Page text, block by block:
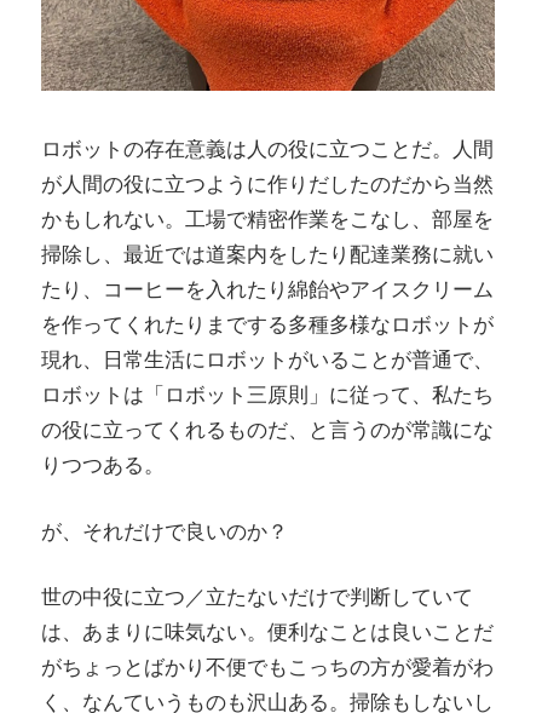
ロボットの存在意義は人の役に立つことだ。人間
が人間の役に立つように作りだしたのだから当然
かもしれない。工場で精密作業をこなし、部屋を
掃除し、最近では道案内をしたり配達業務に就い
たり、コーヒーを入れたり綿飴やアイスクリーム
を作ってくれたりまでする多種多様なロボットが
現れ、日常生活にロボットがいることが普通で、
ロボットは「ロボット三原則」に従って、私たち
の役に立ってくれるものだ、と言うのが常識にな
りつつある。
が、それだけで良いのか？
世の中役に立つ／立たないだけで判断していて
は、あまりに味気ない。便利なことは良いことだ
がちょっとばかり不便でもこっちの方が愛着がわ
く、なんていうものも沢山ある。掃除もしないし